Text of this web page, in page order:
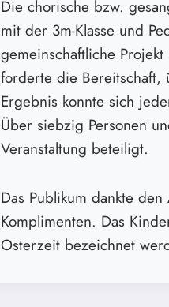
Die chorische bzw.
mit der 3m-Klasse und
gemeinschaftliche
forderte die Bereitschaft,
Ergebnis konnte sich
Über siebzig Personen
Veranstaltung beteiligt.
Das Publikum dankte
Komplimenten. Das
Osterzeit bezeichnet